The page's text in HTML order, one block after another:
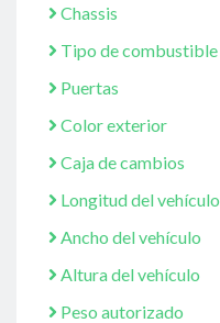
Chassis
Tipo de combustible
Puertas
Color exterior
Caja de cambios
Longitud del vehículo
Ancho del vehículo
Altura del vehículo
Peso autorizado